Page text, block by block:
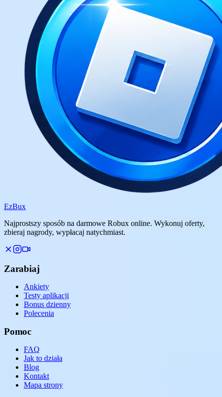
EzBux
Najprostszy sposób na darmowe Robux online. Wykonuj oferty,
zbieraj nagrody, wypłacaj natychmiast.
Zarabiaj
Ankiety
Testy aplikacji
Bonus dzienny
Polecenia
Pomoc
FAQ
Jak to działa
Blog
Kontakt
Mapa strony